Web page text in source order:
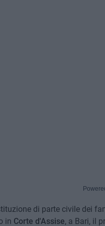
di parte civile dei
in Corte d'Assise, a Bari, il